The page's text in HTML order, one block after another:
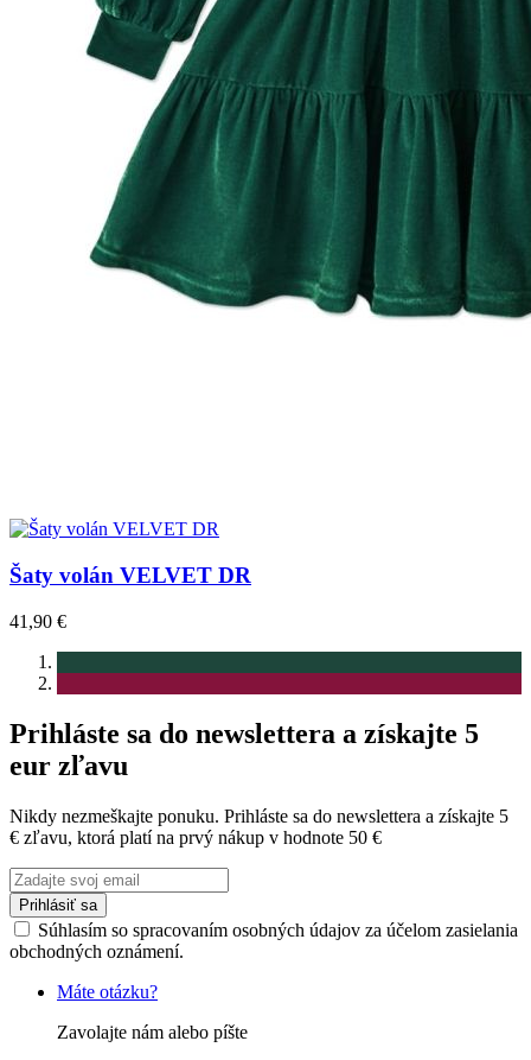
Šaty volán VELVET DR
41,90 €
Prihláste sa do newslettera a získajte 5
eur zľavu
Nikdy nezmeškajte ponuku. Prihláste sa do newslettera a získajte 5
€ zľavu, ktorá platí na prvý nákup v hodnote 50 €
Prihlásiť sa
Súhlasím so spracovaním osobných údajov za účelom zasielania
obchodných oznámení.
Máte otázku?
Zavolajte nám alebo píšte